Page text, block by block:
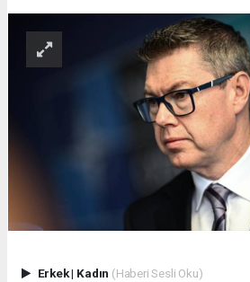
Erkek| Kadın (Haberi Sesli Oku)